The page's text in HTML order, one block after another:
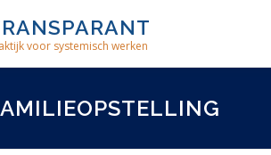
voor systemisch werken